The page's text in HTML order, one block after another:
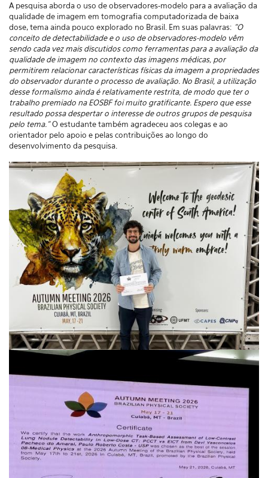
A pesquisa aborda o uso de observadores-modelo para a avaliação da
qualidade de imagem em tomografia computadorizada de baixa
dose, tema ainda pouco explorado no Brasil. Em suas palavras: "O
conceito de detectabilidade e o uso de observadores-modelo vêm
sendo cada vez mais discutidos como ferramentas para a avaliação da
qualidade de imagem no contexto das imagens médicas, por
permitirem relacionar características físicas da imagem a propriedades
do observador durante o processo de avaliação. No Brasil, a utilização
desse formalismo ainda é relativamente restrita, de modo que ter o
trabalho premiado na EOSBF foi muito gratificante. Espero que esse
resultado possa despertar o interesse de outros grupos de pesquisa
pelo tema."O estudante também agradeceu aos colegas e ao
orientador pelo apoio e pelas contribuições ao longo do
desenvolvimento da pesquisa.